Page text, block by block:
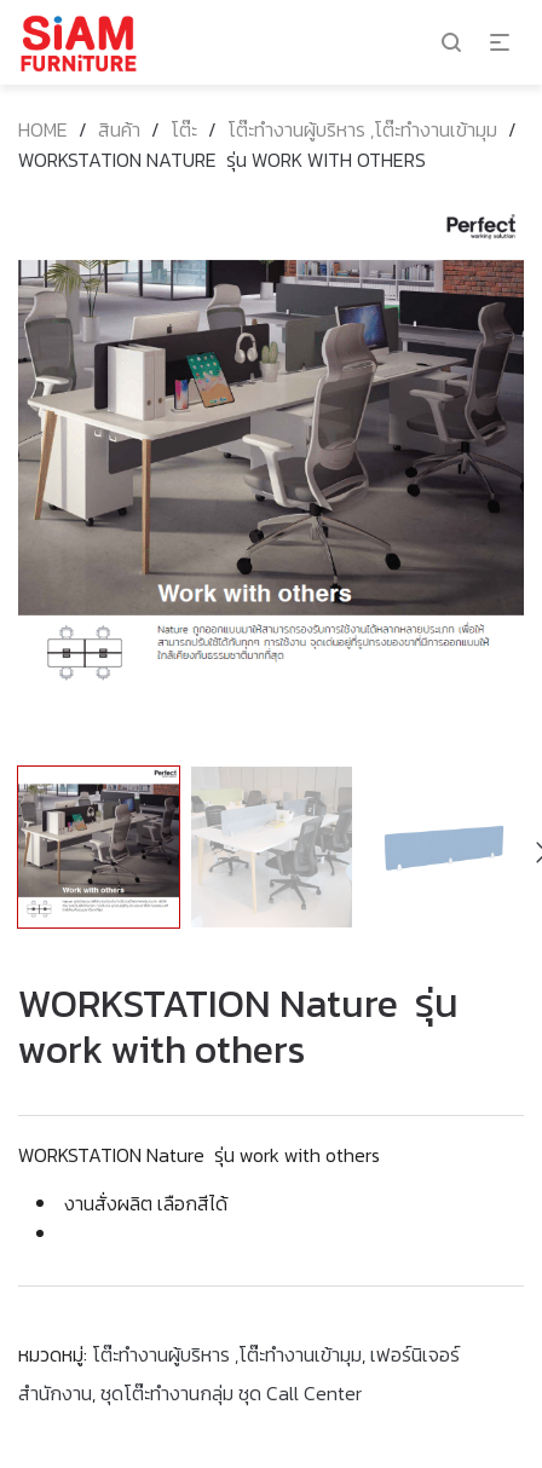
HOME / สินค้า / โต๊ะ / โต๊ะทำงานผู้บริหาร ,โต๊ะทำงานเข้ามุม /
WORKSTATION NATURE รุ่น WORK WITH OTHERS
WORKSTATION Nature รุ่น
work with others
WORKSTATION Nature รุ่น work with others
งานสั่งผลิต เลือกสีได้
หมวดหมู่: โต๊ะทำงานผู้บริหาร ,โต๊ะทำงานเข้ามุม,เฟอร์นิเจอร์
สำนักงาน,ชุดโต๊ะทำงานกลุ่ม ชุด Call Center